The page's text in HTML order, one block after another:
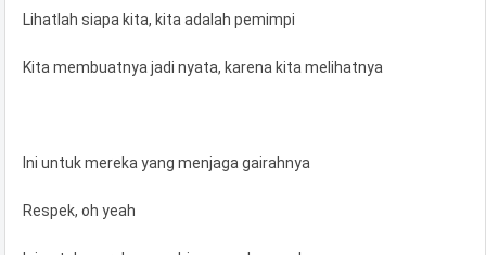
Lihatlah siapa kita, kita adalah pemimpi
Kita membuatnya jadi nyata, karena kita melihatnya
Ini untuk mereka yang menjaga gairahnya
Respek, oh yeah